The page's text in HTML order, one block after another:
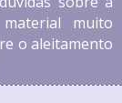
muito
o aleitamento